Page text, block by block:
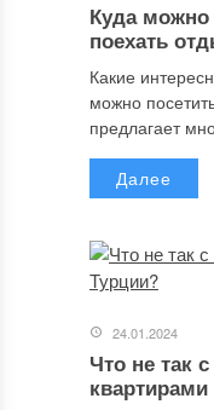
Куда можно
поехать
Какие
можно
предлагает
Далее
24.01.2024
Что не так